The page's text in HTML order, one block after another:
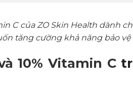
C của ZO Skin Health dành
tăng cường khả năng bảo vệ
10% Vitamin C